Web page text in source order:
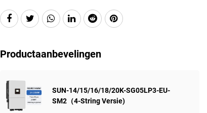
Productaanbevelingen
SUN-14/15/16/18/20K-SG05LP3-EU-
SM2（4-String Versie)